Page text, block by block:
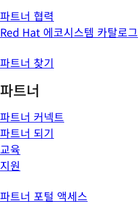
파트너 협력
Red Hat 에코시스템 카탈로그
파트너 찾기
파트너
파트너 커넥트
파트너 되기
교육
지원
파트너 포털 액세스